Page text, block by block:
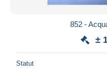
852 -
±
Statut